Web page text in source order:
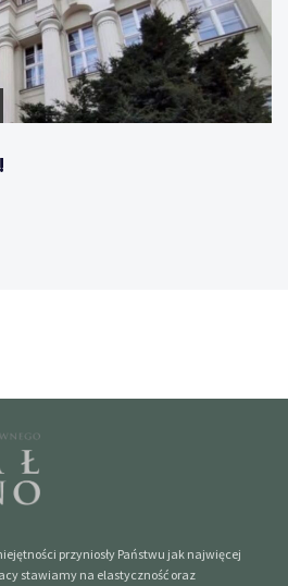
przyniosły Państwu jak najwięcej
stawiamy na elastyczność oraz